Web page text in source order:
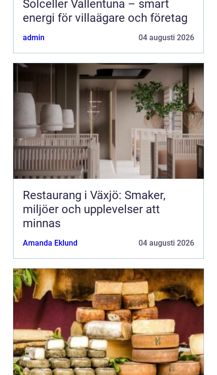
Solceller Vallentuna – smart
energi för villaägare och företag
admin 04 augusti 2026
Restaurang i Växjö: Smaker,
miljöer och upplevelser att
minnas
Amanda Eklund 04 augusti 2026